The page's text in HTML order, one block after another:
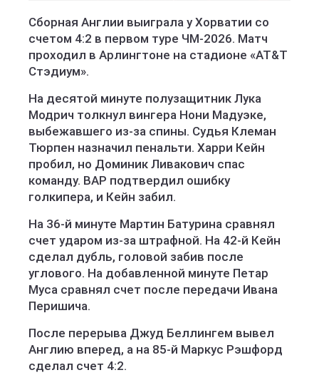
Сборная Англии выиграла у Хорватии со
счетом 4:2 в первом туре ЧМ-2026. Матч
проходил в Арлингтоне на стадионе «AT&T
Стэдиум».
На десятой минуте полузащитник Лука
Модрич толкнул вингера Нони Мадуэке,
выбежавшего из-за спины. Судья Клеман
Тюрпен назначил пенальти. Харри Кейн
пробил, но Доминик Ливакович спас
команду. ВАР подтвердил ошибку
голкипера, и Кейн забил.
На 36-й минуте Мартин Батурина сравнял
счет ударом из-за штрафной. На 42-й Кейн
сделал дубль, головой забив после
углового. На добавленной минуте Петар
Муса сравнял счет после передачи Ивана
Перишича.
После перерыва Джуд Беллингем вывел
Англию вперед, а на 85-й Маркус Рэшфорд
сделал счет 4:2.